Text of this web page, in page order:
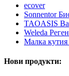
ecover
Sonnentor
TAOASIS
Weleda
Малка кутия
Нови продукти: